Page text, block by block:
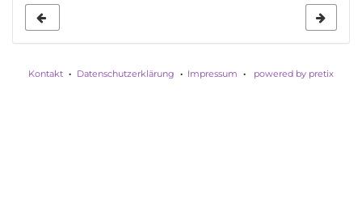
Kontakt Datenschutzerklärung Impressum powered by pretix